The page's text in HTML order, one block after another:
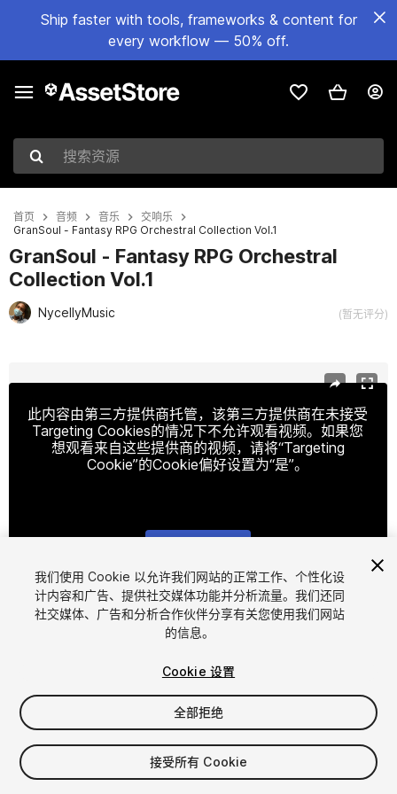
Ship faster with tools, frameworks & content for
every workflow — 50% off.
搜索资源
首页 音频 音乐
交响乐
GranSoul - Fantasy RPG Orchestral Collection Vol.1
GranSoul - Fantasy RPG Orchestral
Collection Vol.1
NycellyMusic (暂无评分)
此内容由第三方提供商托管，该第三方提供商在未接受
Targeting Cookies的情况下不允许观看视频。如果您
想观看来自这些提供商的视频，请将“Targeting
Cookie”的Cookie偏好设置为“是”。
1/5
$9.99
增值税将在结算时计算
我们使用 Cookie 以允许我们网站的正常工作、个性化设
计内容和广告、提供社交媒体功能并分析流量。我们还同
社交媒体、广告和分析合作伙伴分享有关您使用我们网站
的信息。
Cookie 设置
全部拒绝
接受所有 Cookie